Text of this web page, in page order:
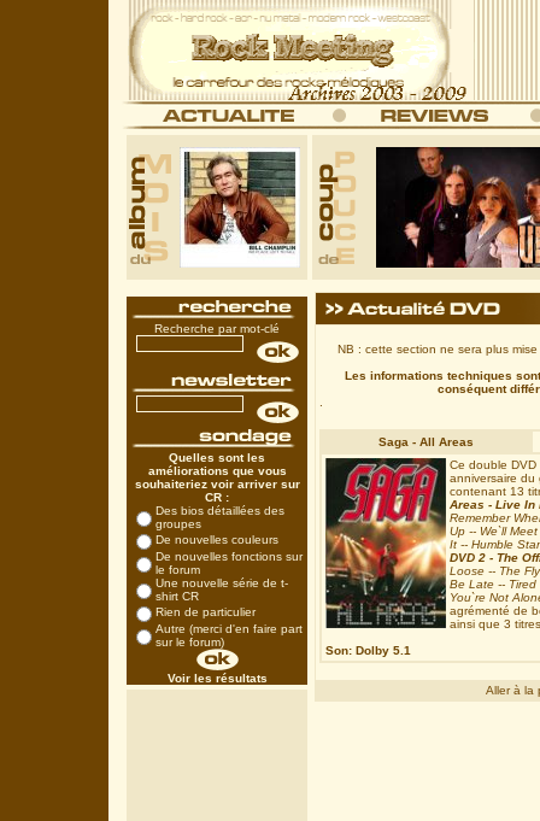
Recherche par mot-clé
Quelles sont les
améliorations que vous
souhaiteriez voir arriver sur
CR :
Des bios détaillées des
groupes
De nouvelles couleurs
De nouvelles fonctions sur
le forum
Une nouvelle série de t-
shirt CR
Rien de particulier
Autre (merci d'en faire part
sur le forum)
Voir les résultats
NB : cette section ne sera plus mise
Les informations techniques
conséquent
Saga - All Areas
Ce double
anniversaire
contenant 13
Areas - Live In
Remember
Up -- We`ll
It -- Humble
DVD 2 - The
Loose -- The
Be Late -- Tired
You`re Not
agrémenté de
ainsi que 3
Son: Dolby 5.1
Aller à la